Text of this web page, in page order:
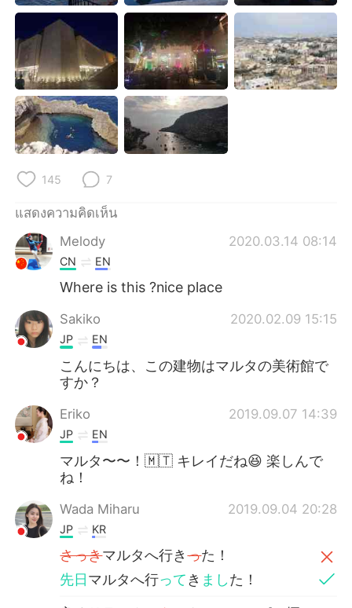
한국어
Indonesia Italiano
Türkçe Tiếng Việt
Português
145 7
แสดงความคิดเห็น
Melody
2020.03.14 08:14
CN EN
Where is this ?nice place
Sakiko 2020.02.09 15:15
JP EN
こんにちは、この建物はマルタの美術館で
すか？
Eriko 2019.09.07 14:39
JP EN
マルタ〜〜！🇲🇹 キレイだね😆 楽しんで
ね！
Wada Miharu 2019.09.04 20:28
JP KR
さっきマルタへ行きった！
先日マルタへ行ってき ました！